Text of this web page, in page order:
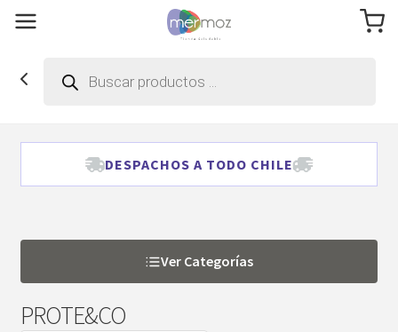
productos
DESPACHOS A TODO CHILE
Ver Categorías
PROTE&CO